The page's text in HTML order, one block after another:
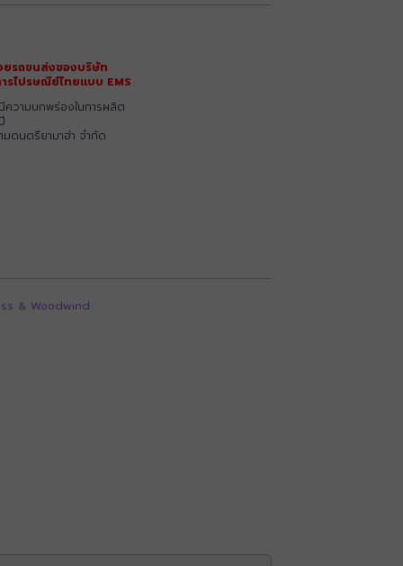
รถขนส่งของบริษัท
ไปรษณีย์ไทยแบบ EMS
วามบกพร่องในการผลิต
ดนตรียามาฮ่า จำกัด
& Woodwind